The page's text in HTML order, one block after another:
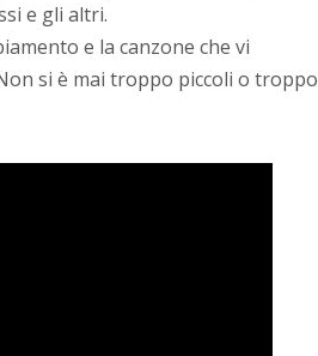
e gli altri.
e la canzone che vi
si è mai troppo piccoli o troppo